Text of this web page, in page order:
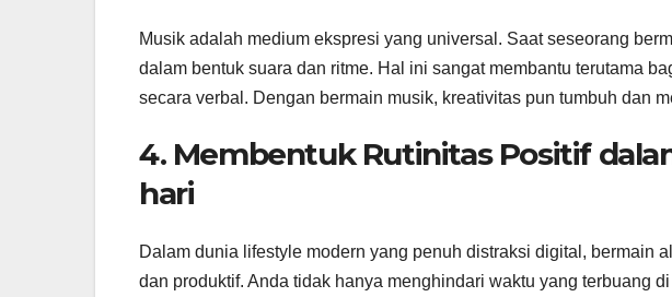
Musik adalah medium ekspresi yang universal. Saat seseorang
dalam bentuk suara dan ritme. Hal ini sangat membantu terutama
secara verbal. Dengan bermain musik, kreativitas pun tumbuh dan
4. Membentuk Rutinitas Positif
hari
Dalam dunia lifestyle modern yang penuh distraksi digital, bermain
dan produktif. Anda tidak hanya menghindari waktu yang terbuang